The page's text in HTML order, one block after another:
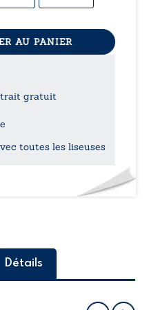
AU PANIER
gratuit
toutes les liseuses
Détails